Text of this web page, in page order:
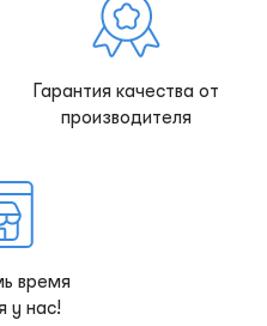
Гарантия качества от
производителя
время
у нас!